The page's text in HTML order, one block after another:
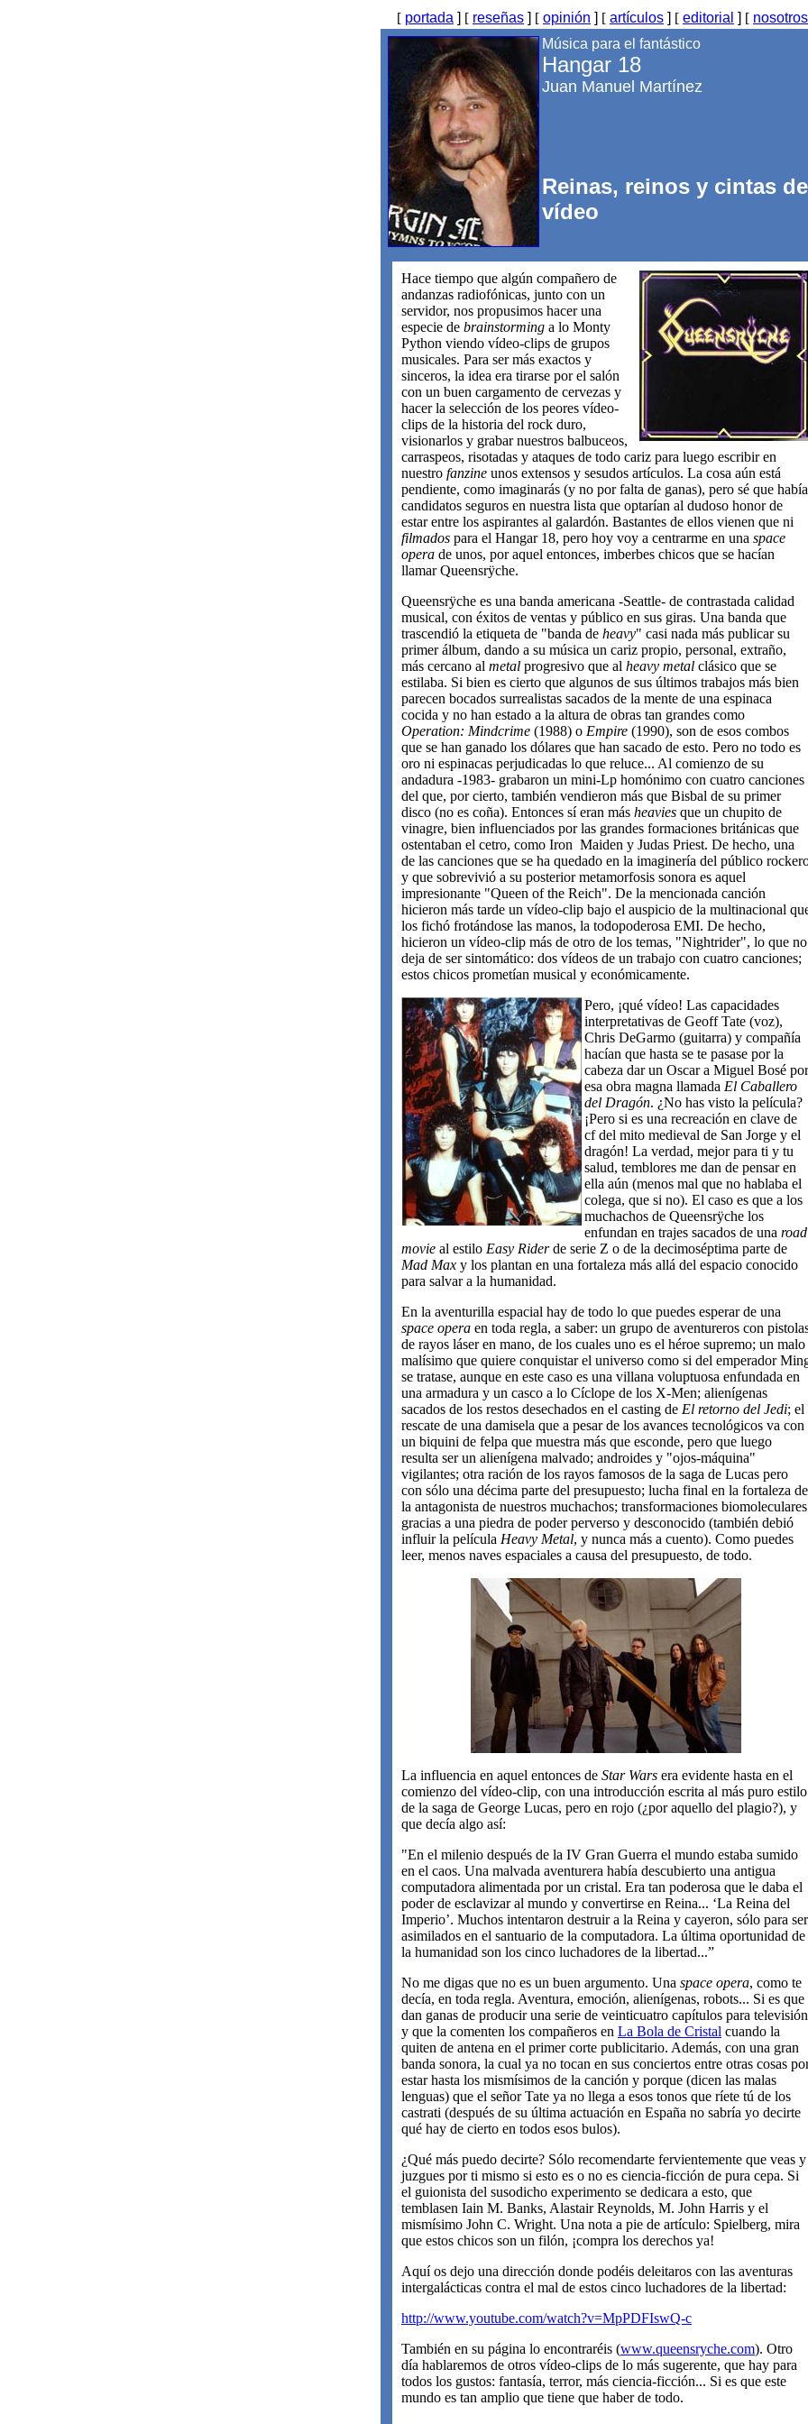
[ portada ] [ reseñas ] [ opinión ] [ artículos ] [ editorial ] [ nosotros
Música para el fantástico
Hangar 18
Juan Manuel Martínez
Reinas, reinos y cintas de
vídeo
Hace tiempo que algún compañero de
andanzas radiofónicas, junto con un
servidor, nos propusimos hacer una
especie de brainstorming a lo Monty
Python viendo vídeo-clips de grupos
musicales. Para ser más exactos y
sinceros, la idea era tirarse por el salón
con un buen cargamento de cervezas y
hacer la selección de los peores vídeo-
clips de la historia del rock duro,
visionarlos y grabar nuestros balbuceos,
carraspeos, risotadas y ataques de todo cariz para luego escribir en
nuestro fanzine unos extensos y sesudos artículos. La cosa aún está
pendiente, como imaginarás (y no por falta de ganas), pero sé que había
candidatos seguros en nuestra lista que optarían al dudoso honor de
estar entre los aspirantes al galardón. Bastantes de ellos vienen que ni
filmados para el Hangar 18, pero hoy voy a centrarme en una space
opera de unos, por aquel entonces, imberbes chicos que se hacían
llamar Queensrÿche.
Queensrÿche es una banda americana -Seattle- de contrastada calidad
musical, con éxitos de ventas y público en sus giras. Una banda que
trascendió la etiqueta de "banda de heavy" casi nada más publicar su
primer álbum, dando a su música un cariz propio, personal, extraño,
más cercano al metal progresivo que al heavy metal clásico que se
estilaba. Si bien es cierto que algunos de sus últimos trabajos más bien
parecen bocados surrealistas sacados de la mente de una espinaca
cocida y no han estado a la altura de obras tan grandes como
Operation: Mindcrime (1988) o Empire (1990), son de esos combos
que se han ganado los dólares que han sacado de esto. Pero no todo es
oro ni espinacas perjudicadas lo que reluce... Al comienzo de su
andadura -1983- grabaron un mini-Lp homónimo con cuatro canciones
del que, por cierto, también vendieron más que Bisbal de su primer
disco (no es coña). Entonces sí eran más heavies que un chupito de
vinagre, bien influenciados por las grandes formaciones británicas que
ostentaban el cetro, como Iron Maiden y Judas Priest. De hecho, una
de las canciones que se ha quedado en la imaginería del público
y que sobrevivió a su posterior metamorfosis sonora es aquel
impresionante "Queen of the Reich". De la mencionada canción
hicieron más tarde un vídeo-clip bajo el auspicio de la multinacional
los fichó frotándose las manos, la todopoderosa EMI. De hecho,
hicieron un vídeo-clip más de otro de los temas, "Nightrider", lo que no
deja de ser sintomático: dos vídeos de un trabajo con cuatro canciones;
estos chicos prometían musical y económicamente.
Pero, ¡qué vídeo! Las capacidades
interpretativas de Geoff Tate (voz),
Chris DeGarmo (guitarra) y compañía
hacían que hasta se te pasase por la
cabeza dar un Oscar a Miguel Bosé por
esa obra magna llamada El Caballero
del Dragón. ¿No has visto la película?
¡Pero si es una recreación en clave de
cf del mito medieval de San Jorge y el
dragón! La verdad, mejor para ti y tu
salud, temblores me dan de pensar en
ella aún (menos mal que no hablaba el
colega, que si no). El caso es que a los
muchachos de Queensrÿche los
enfundan en trajes sacados de una road
movie al estilo Easy Riderde serie Z o de la decimoséptima parte de
Mad Max y los plantan en una fortaleza más allá del espacio conocido
para salvar a la humanidad.
En la aventurilla espacial hay de todo lo que puedes esperar de una
space opera en toda regla, a saber: un grupo de aventureros con
de rayos láser en mano, de los cuales uno es el héroe supremo; un malo
malísimo que quiere conquistar el universo como si del emperador
se tratase, aunque en este caso es una villana voluptuosa enfundada en
una armadura y un casco a lo Cíclope de los X-Men; alienígenas
sacados de los restos desechados en el casting de El retorno del Jedi; el
rescate de una damisela que a pesar de los avances tecnológicos va con
un biquini de felpa que muestra más que esconde, pero que luego
resulta ser un alienígena malvado; androides y "ojos-máquina"
vigilantes; otra ración de los rayos famosos de la saga de Lucas pero
con sólo una décima parte del presupuesto; lucha final en la fortaleza de
la antagonista de nuestros muchachos; transformaciones biomoleculares
gracias a una piedra de poder perverso y desconocido (también debió
influir la película Heavy Metal, y nunca más a cuento). Como puedes
leer, menos naves espaciales a causa del presupuesto, de todo.
La influencia en aquel entonces de Star Wars era evidente hasta en el
comienzo del vídeo-clip, con una introducción escrita al más puro estilo
de la saga de George Lucas, pero en rojo (¿por aquello del plagio?), y
que decía algo así:
"En el milenio después de la IV Gran Guerra el mundo estaba sumido
en el caos. Una malvada aventurera había descubierto una antigua
computadora alimentada por un cristal. Era tan poderosa que le daba el
poder de esclavizar al mundo y convertirse en Reina... ‘La Reina del
Imperio’. Muchos intentaron destruir a la Reina y cayeron, sólo para ser
asimilados en el santuario de la computadora. La última oportunidad de
la humanidad son los cinco luchadores de la libertad...”
No me digas que no es un buen argumento. Una space opera, como te
decía, en toda regla. Aventura, emoción, alienígenas, robots... Si es que
dan ganas de producir una serie de veinticuatro capítulos para televisión
y que la comenten los compañeros en La Bola de Cristal cuando la
quiten de antena en el primer corte publicitario. Además, con una gran
banda sonora, la cual ya no tocan en sus conciertos entre otras cosas
estar hasta los mismísimos de la canción y porque (dicen las malas
lenguas) que el señor Tate ya no llega a esos tonos que ríete tú de los
castrati (después de su última actuación en España no sabría yo decirte
qué hay de cierto en todos esos bulos).
¿Qué más puedo decirte? Sólo recomendarte fervientemente que veas y
juzgues por ti mismo si esto es o no es ciencia-ficción de pura cepa. Si
el guionista del susodicho experimento se dedicara a esto, que
temblasen Iain M. Banks, Alastair Reynolds, M. John Harris y el
mismísimo John C. Wright. Una nota a pie de artículo: Spielberg, mira
que estos chicos son un filón, ¡compra los derechos ya!
Aquí os dejo una dirección donde podéis deleitaros con las aventuras
intergalácticas contra el mal de estos cinco luchadores de la libertad:
http://www.youtube.com/watch?v=MpPDFIswQ-c
También en su página lo encontraréis (www.queensryche.com). Otro
día hablaremos de otros vídeo-clips de lo más sugerente, que hay para
todos los gustos: fantasía, terror, más ciencia-ficción... Si es que este
mundo es tan amplio que tiene que haber de todo.